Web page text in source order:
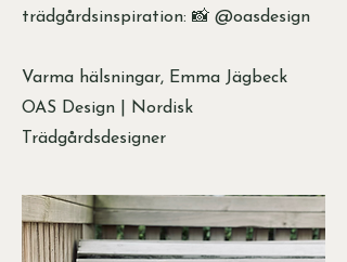
trädgårdsinspiration: 📸 @oasdesign
Varma hälsningar, Emma Jägbeck
OAS Design | Nordisk
Trädgårdsdesigner